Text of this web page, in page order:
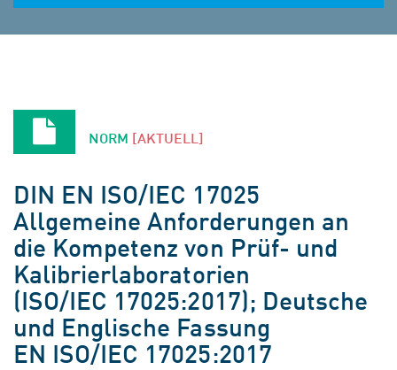
NORM [AKTUELL]
DIN EN ISO/IEC 17025
Allgemeine Anforderungen an
die Kompetenz von Prüf- und
Kalibrierlaboratorien
(ISO/IEC 17025:2017); Deutsche
und Englische Fassung
EN ISO/IEC 17025:2017